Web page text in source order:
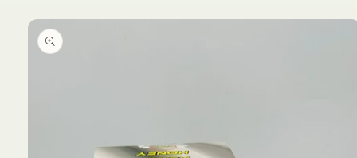
directamente
información
del producto